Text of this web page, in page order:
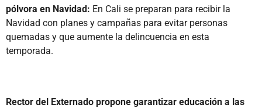
pólvora en Navidad: En Cali se preparan para recibir la
Navidad con planes y campañas para evitar personas
quemadas y que aumente la delincuencia en esta
temporada.
Rector del Externado propone garantizar educación a las